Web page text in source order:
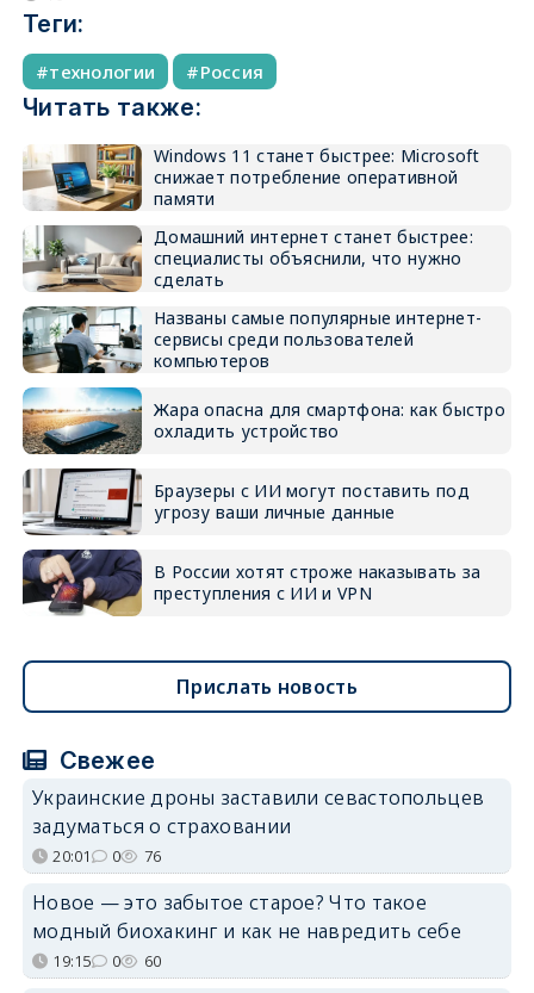
Теги:
технологии Россия
Читать также:
Windows 11 станет быстрее: Microsoft
снижает потребление оперативной
памяти
Домашний интернет станет быстрее:
специалисты объяснили, что нужно
сделать
Названы самые популярные интернет-
сервисы среди пользователей
компьютеров
Жара опасна для смартфона: как быстро
охладить устройство
Браузеры с ИИ могут поставить под
угрозу ваши личные данные
В России хотят строже наказывать за
преступления с ИИ и VPN
Прислать новость
Свежее
Украинские дроны заставили севастопольцев
задуматься о страховании
20:01 0 76
Новое — это забытое старое? Что такое
модный биохакинг и как не навредить себе
19:15 0 60